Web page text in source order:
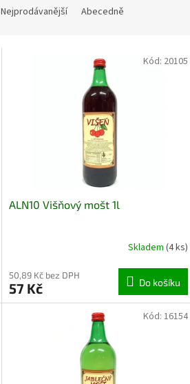
Nejprodávanější Abecedně
ALN10 Višňový mošt 1l
Skladem (4 ks)
50,89 Kč bez DPH
57 Kč Do košíku
Kód: 20105
Kód: 16154